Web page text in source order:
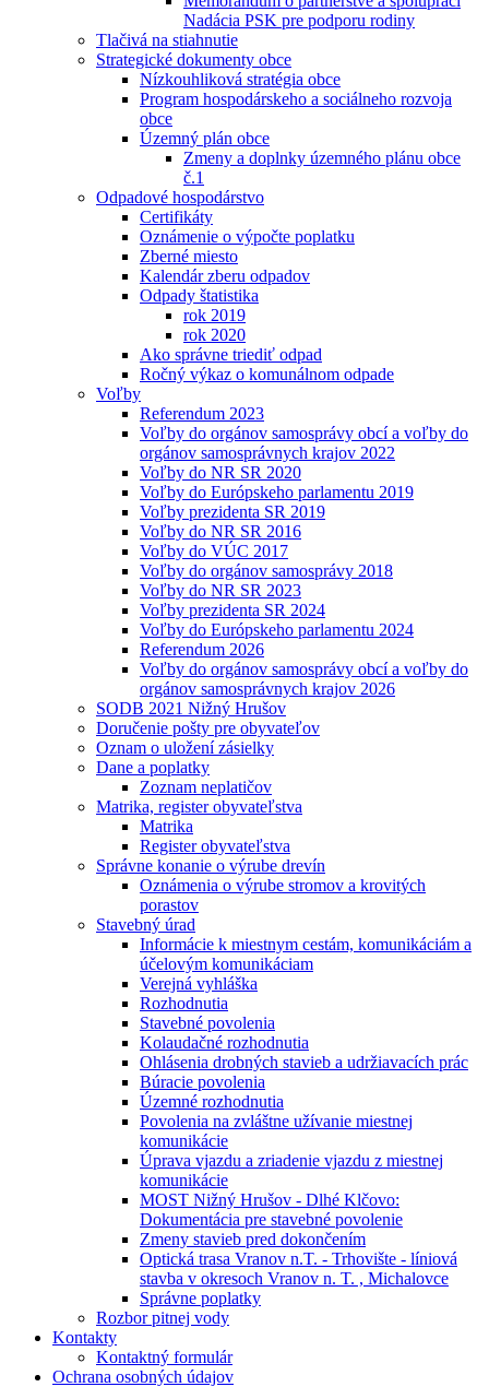
Nadácia PSK pre podporu rodiny
Tlačivá na stiahnutie
Strategické dokumenty obce
Nízkouhliková stratégia obce
Program hospodárskeho a sociálneho rozvoja
obce
Územný plán obce
Zmeny a doplnky územného plánu obce
č.1
Odpadové hospodárstvo
Certifikáty
Oznámenie o výpočte poplatku
Zberné miesto
Kalendár zberu odpadov
Odpady štatistika
rok 2019
rok 2020
Ako správne triediť odpad
Ročný výkaz o komunálnom odpade
Voľby
Referendum 2023
Voľby do orgánov samosprávy obcí a voľby do
orgánov samosprávnych krajov 2022
Voľby do NR SR 2020
Voľby do Európskeho parlamentu 2019
Voľby prezidenta SR 2019
Voľby do NR SR 2016
Voľby do VÚC 2017
Voľby do orgánov samosprávy 2018
Voľby do NR SR 2023
Voľby prezidenta SR 2024
Voľby do Európskeho parlamentu 2024
Referendum 2026
Voľby do orgánov samosprávy obcí a voľby do
orgánov samosprávnych krajov 2026
SODB 2021 Nižný Hrušov
Doručenie pošty pre obyvateľov
Oznam o uložení zásielky
Dane a poplatky
Zoznam neplatičov
Matrika, register obyvateľstva
Matrika
Register obyvateľstva
Správne konanie o výrube drevín
Oznámenia o výrube stromov a krovitých
porastov
Stavebný úrad
Informácie k miestnym cestám, komunikáciám a
účelovým komunikáciam
Verejná vyhláška
Rozhodnutia
Stavebné povolenia
Kolaudačné rozhodnutia
Ohlásenia drobných stavieb a udržiavacích prác
Búracie povolenia
Územné rozhodnutia
Povolenia na zvláštne užívanie miestnej
komunikácie
Úprava vjazdu a zriadenie vjazdu z miestnej
komunikácie
MOST Nižný Hrušov - Dlhé Klčovo:
Dokumentácia pre stavebné povolenie
Zmeny stavieb pred dokončením
Optická trasa Vranov n.T. - Trhovište - líniová
stavba v okresoch Vranov n. T. , Michalovce
Správne poplatky
Rozbor pitnej vody
Kontakty
Kontaktný formulár
Ochrana osobných údajov